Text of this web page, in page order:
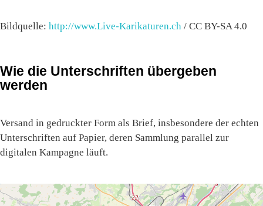
Bildquelle: http://www.Live-Karikaturen.ch / CC BY-SA 4.0
Wie die Unterschriften übergeben
werden
Versand in gedruckter Form als Brief, insbesondere der echten
Unterschriften auf Papier, deren Sammlung parallel zur
digitalen Kampagne läuft.